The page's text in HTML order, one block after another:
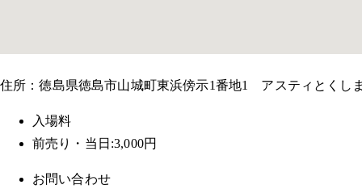
住所：徳島県徳島市山城町東浜傍示1番地1 アスティとくし
入場料
前売り・当日:3,000円
お問い合わせ